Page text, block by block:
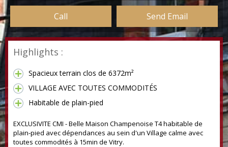
Call Send Email
Highlights :
Spacieux terrain clos de 6372m²
VILLAGE AVEC TOUTES COMMODITÉS
Habitable de plain-pied
EXCLUSIVITE CMI - Belle Maison Champenoise T4 habitable de
plain-pied avec dépendances au sein d'un Village calme avec
toutes commodités à 15min de Vitry.